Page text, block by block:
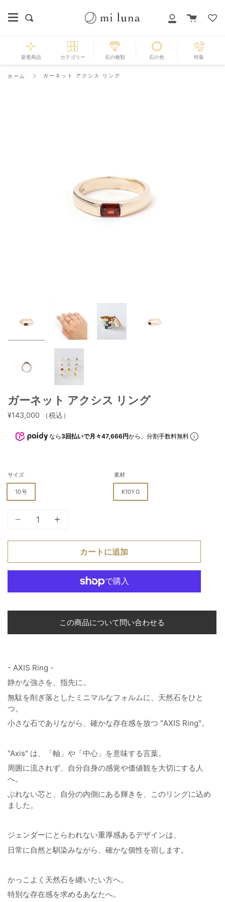
content探
マ
カ
新着商品 カテゴリー 石の種類 石の色 特集
ホーム ガーネット アクシス リング
ガーネット アクシス リング
¥143,000 （税込）
なら 3回払いで月々47,666円から。分割手数料無料
サイズ
10号
素材
K10YG
カートに追加
この商品について問い合わせる
- AXIS Ring -
静かな強さを、指先に。
無駄を削ぎ落としたミニマルなフォルムに、天然石をひと
つ。
小さな石でありながら、確かな存在感を放つ "AXIS Ring"。
"Axis" は、「軸」や「中心」を意味する言葉。
周囲に流されず、自分自身の感覚や価値観を大切にする人
へ。
ぶれない芯と、自分の内側にある輝きを、このリングに込め
ました。
ジェンダーにとらわれない重厚感あるデザインは、
日常に自然と馴染みながら、確かな個性を宿します。
かっこよく天然石を纏いたい方へ。
特別な存在感を求めるあなたへ。